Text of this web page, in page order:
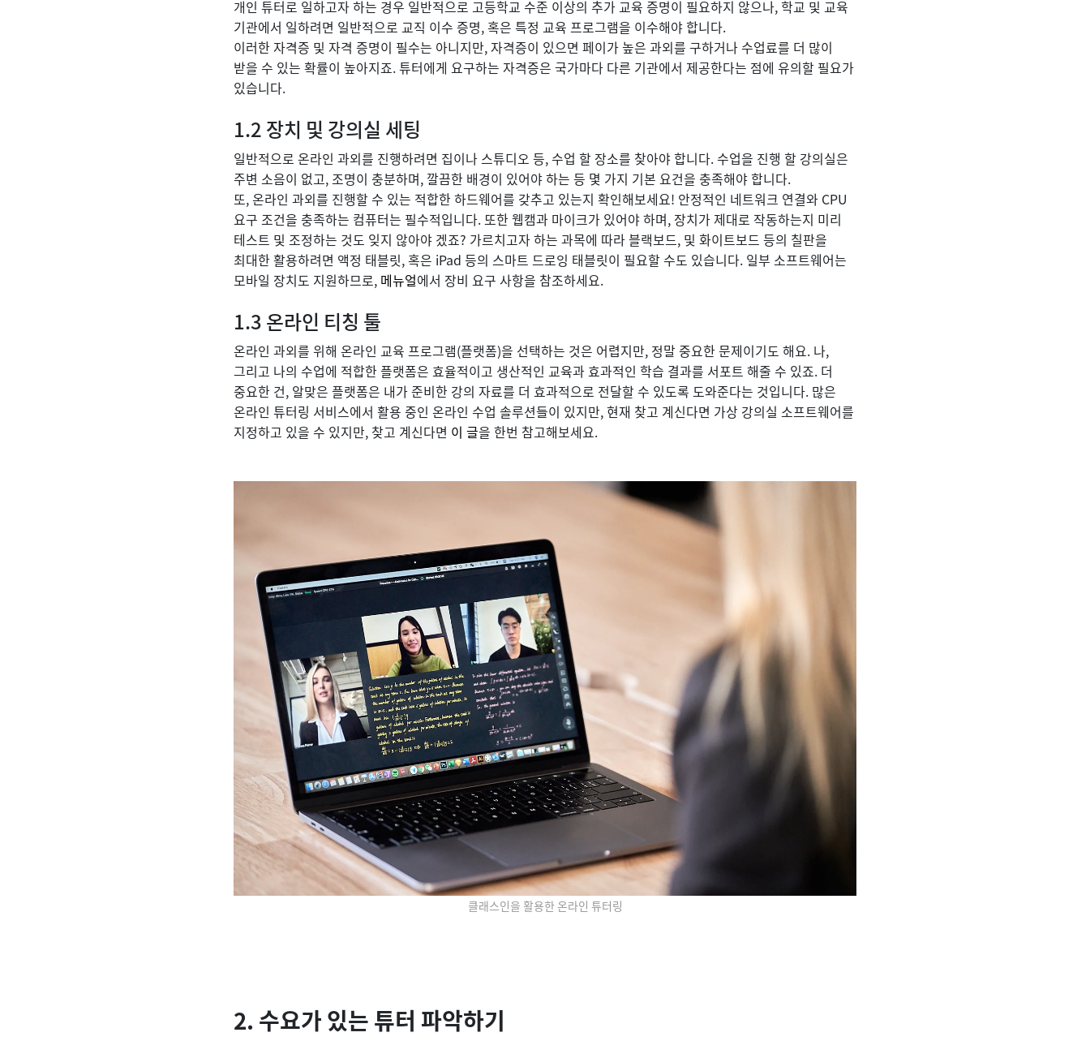
개인 튜터로 일하고자 하는 경우 일반적으로 고등학교 수준 이상의 추가 교육 증명이 필요하지 않으나, 학교 및 교육
기관에서 일하려면 일반적으로 교직 이수 증명, 혹은 특정 교육 프로그램을 이수해야 합니다.
이러한 자격증 및 자격 증명이 필수는 아니지만, 자격증이 있으면 페이가 높은 과외를 구하거나 수업료를 더 많이
받을 수 있는 확률이 높아지죠. 튜터에게 요구하는 자격증은 국가마다 다른 기관에서 제공한다는 점에 유의할 필요가
있습니다.
1.2 장치 및 강의실 세팅
일반적으로 온라인 과외를 진행하려면 집이나 스튜디오 등, 수업 할 장소를 찾아야 합니다. 수업을 진행 할 강의실은
주변 소음이 없고, 조명이 충분하며, 깔끔한 배경이 있어야 하는 등 몇 가지 기본 요건을 충족해야 합니다.
또, 온라인 과외를 진행할 수 있는 적합한 하드웨어를 갖추고 있는지 확인해보세요! 안정적인 네트워크 연결와 CPU
요구 조건을 충족하는 컴퓨터는 필수적입니다. 또한 웹캠과 마이크가 있어야 하며, 장치가 제대로 작동하는지 미리
테스트 및 조정하는 것도 잊지 않아야 겠죠? 가르치고자 하는 과목에 따라 블랙보드, 및 화이트보드 등의 칠판을
최대한 활용하려면 액정 태블릿, 혹은 iPad 등의 스마트 드로잉 태블릿이 필요할 수도 있습니다. 일부 소프트웨어는
모바일 장치도 지원하므로, 메뉴얼에서 장비 요구 사항을 참조하세요.
1.3 온라인 티칭 툴
온라인 과외를 위해 온라인 교육 프로그램(플랫폼)을 선택하는 것은 어렵지만, 정말 중요한 문제이기도 해요. 나,
그리고 나의 수업에 적합한 플랫폼은 효율적이고 생산적인 교육과 효과적인 학습 결과를 서포트 해줄 수 있죠. 더
중요한 건, 알맞은 플랫폼은 내가 준비한 강의 자료를 더 효과적으로 전달할 수 있도록 도와준다는 것입니다. 많은
온라인 튜터링 서비스에서 활용 중인 온라인 수업 솔루션들이 있지만, 현재 찾고 계신다면 가상 강의실 소프트웨어를
지정하고 있을 수 있지만, 찾고 계신다면 이 글을 한번 참고해보세요.
클래스인을 활용한 온라인 튜터링
2. 수요가 있는 튜터 파악하기